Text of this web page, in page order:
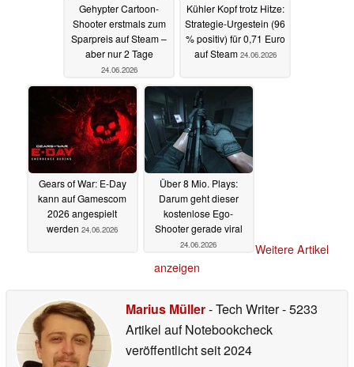
Gehypter Cartoon-
Shooter erstmals zum
Sparpreis auf Steam –
aber nur 2 Tage
24.06.2026
Kühler Kopf trotz Hitze:
Strategie-Urgestein (96
% positiv) für 0,71 Euro
auf Steam 24.06.2026
Gears of War: E-Day
kann auf Gamescom
2026 angespielt
werden 24.06.2026
Über 8 Mio. Plays:
Darum geht dieser
kostenlose Ego-
Shooter gerade viral
24.06.2026
Weitere Artikel
anzeigen
Marius Müller- Tech Writer- 5233
Artikel auf Notebookcheck
veröffentlichtseit 2024